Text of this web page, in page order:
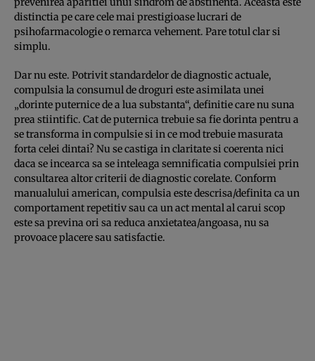
distinctia pe care cele mai prestigioase lucrari de
psihofarmacologie o remarca vehement. Pare totul clar si
simplu.
Dar nu este. Potrivit standardelor de diagnostic actuale,
compulsia la consumul de droguri este asimilata unei
„dorinte puternice de a lua substanta“, definitie care nu suna
prea stiintific. Cat de puternica trebuie sa fie dorinta pentru a
se transforma in compulsie si in ce mod trebuie masurata
forta celei dintai? Nu se castiga in claritate si coerenta nici
daca se incearca sa se inteleaga semnificatia compulsiei prin
consultarea altor criterii de diagnostic corelate. Conform
manualului american, compulsia este descrisa/definita ca un
comportament repetitiv sau ca un act mental al carui scop
este sa previna ori sa reduca anxietatea/angoasa, nu sa
provoace placere sau satisfactie.